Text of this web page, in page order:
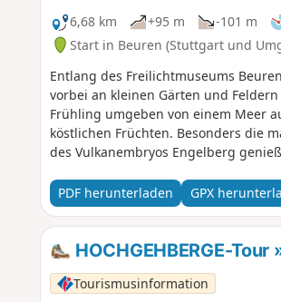
6,68 km
+95 m -101 m
Start in Beuren (Stuttgart und
Entlang des Freilichtmuseums
vorbei an kleinen Gärten und
Frühling umgeben von einem Meer
köstlichen Früchten. Besonders die
des Vulkanembryos Engelberg
Fotomotive sind die Burg Teck, der
Sicht sogar die drei Kaiserberge.
Hochlandrindern ihren Gefallen, die
Freilichtmuseum beheimatet sind.
sollte den Hochge(h)nuss dieser Tour
PDF herunterladen GPX
HOCHGEHBERGE-
Tourismusinformation